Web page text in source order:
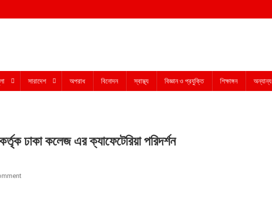
সারাদেশ অপরাধ বিনোদন স্বাস্থ্য বিজ্ঞান ও প্রযুক্তি শিক্ষাঙ্গন অন্যান্য
ঢাকা কলেজ এর ক্যাফেটেরিয়া পরিদর্শন
On